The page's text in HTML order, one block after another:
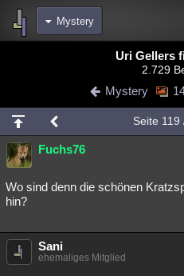
Mystery
Chat Wiki Neuigkeiten
meine Rubriken
Menschen
Spiritualität Verschwörungen
weitere Rubriken
Philosophie Träume
Uri Gellers
2.729
Mystery
Seite 119
Fuchs76
Wo sind denn die schönen
hin?
Sani
ehemaliges Mitglied